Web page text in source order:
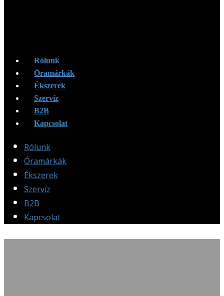
Rólunk
Óramárkák
Ékszerek
Szervíz
B2B
Kapcsolat
Rólunk
Óramárkák
Ékszerek
Szervíz
B2B
Kapcsolat